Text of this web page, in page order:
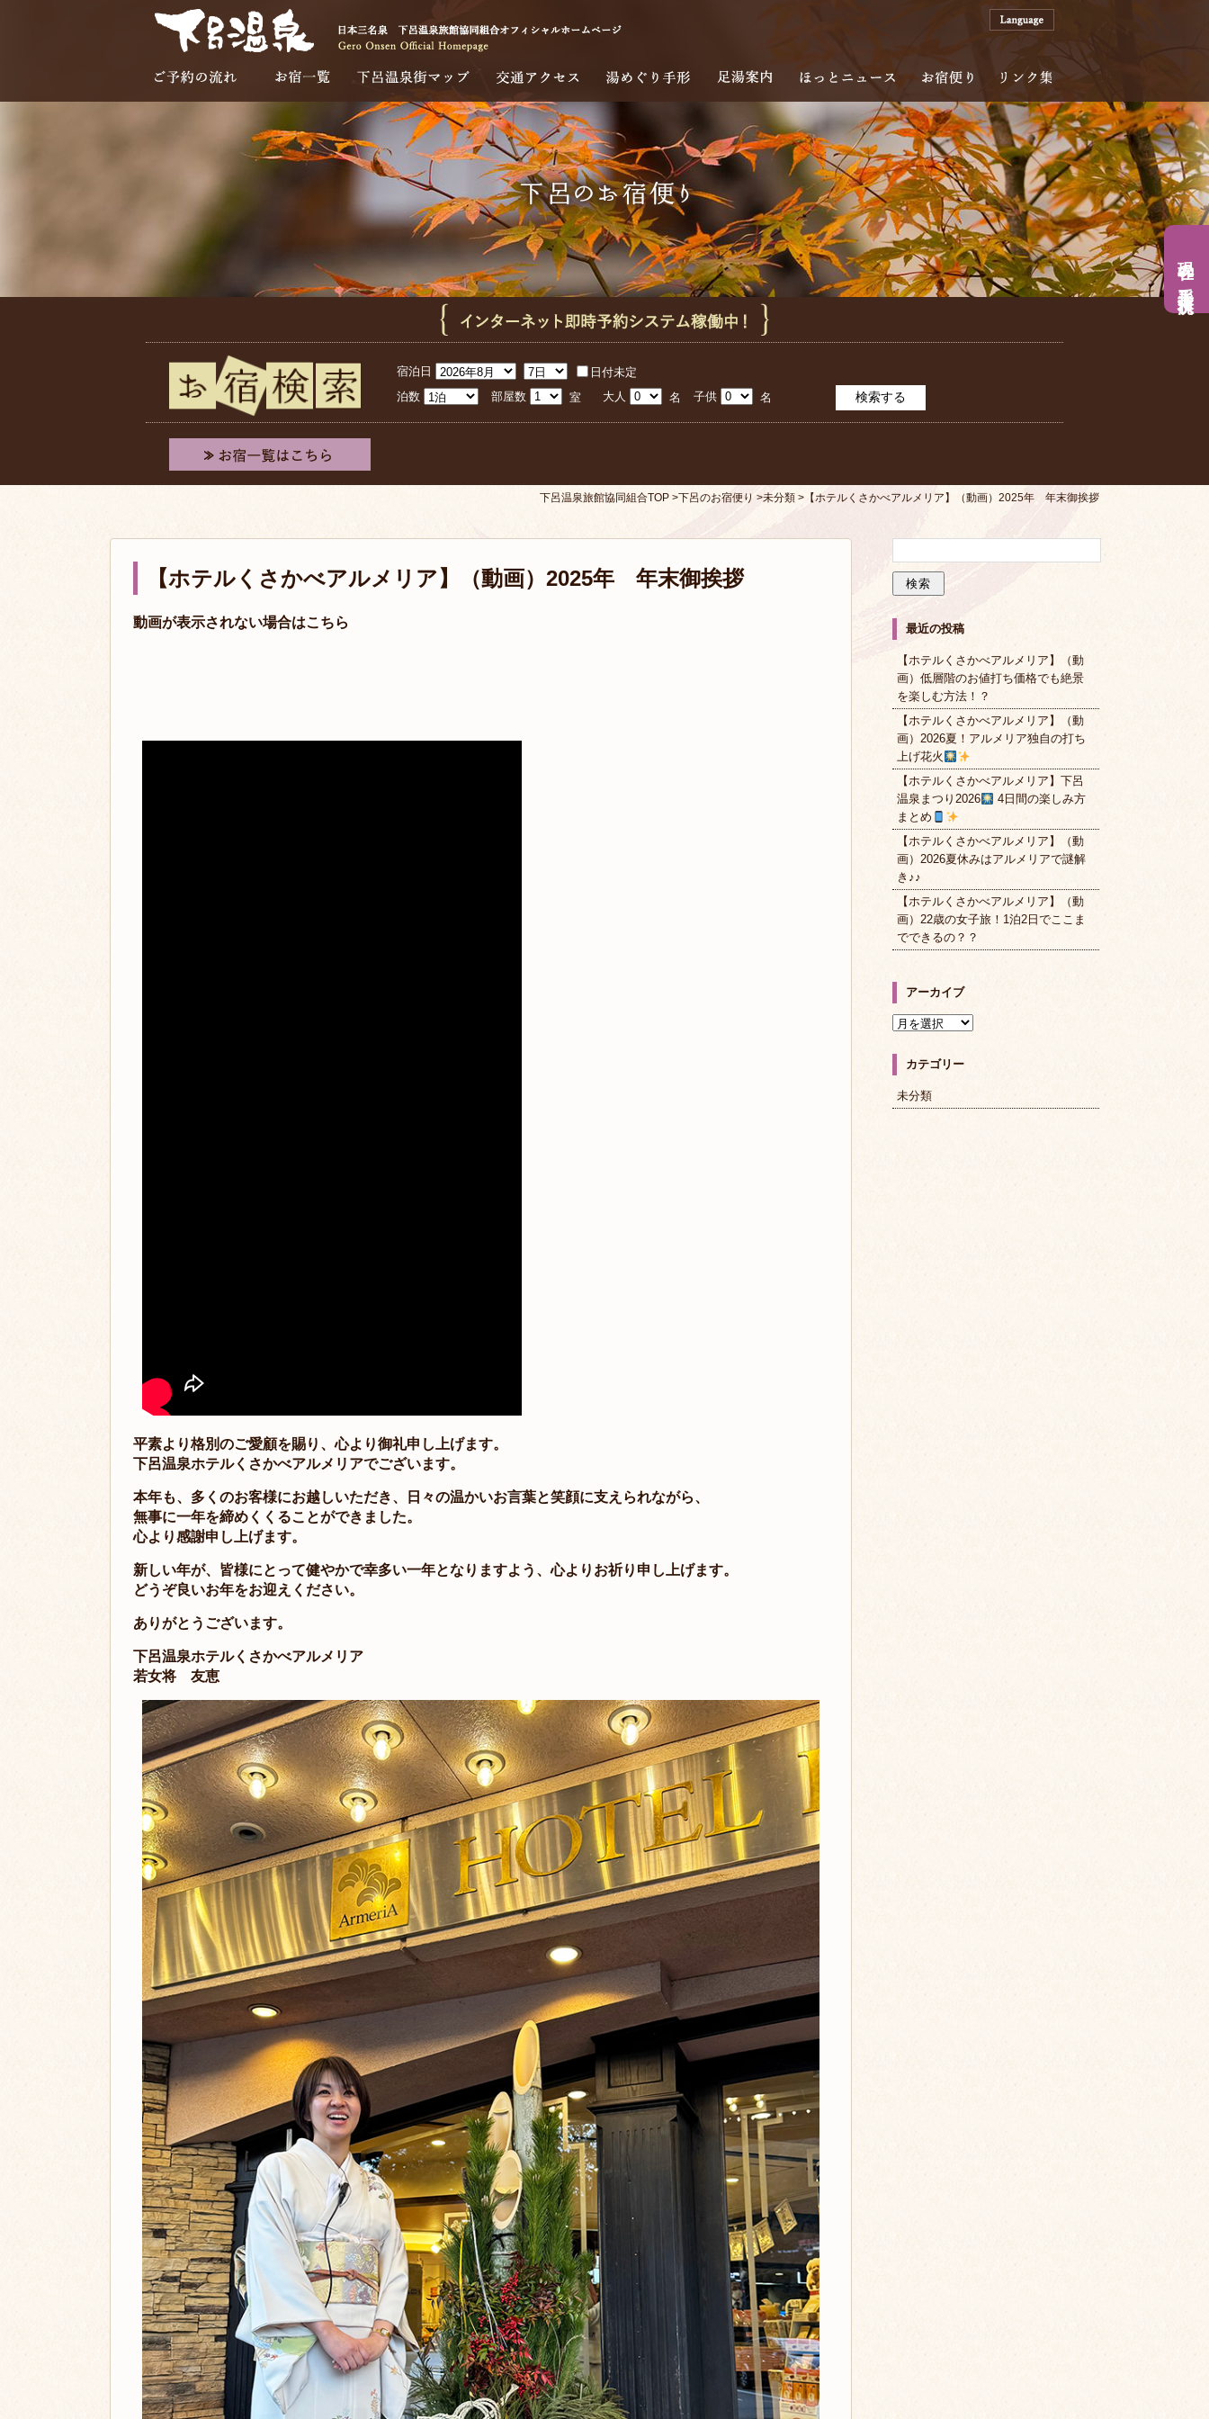
ご予約の流れ お宿一覧 下呂温泉街マップ 交通アクセス 湯めぐり手形 足湯案内 ほっとニュース お宿便り
現在の手形入浴状況
宿泊日
日付未定
泊数
部屋数 室 大人 名 子供 名 検索する
下呂温泉旅館協同組合TOP 下呂のお宿便り 未分類 【ホテルくさかべアルメリア】（動画）2025年 年末御挨拶
【ホテルくさかべアルメリア】（動画）2025年 年末御挨拶
動画が表示されない場合はこちら
平素より格別のご愛顧を賜り、心より御礼申し上げます。
下呂温泉ホテルくさかべアルメリアでございます。
本年も、多くのお客様にお越しいただき、日々の温かいお言葉と笑顔に支えられながら、
無事に一年を締めくくることができました。
心より感謝申し上げます。
新しい年が、皆様にとって健やかで幸多い一年となりますよう、心よりお祈り申し上げます。
どうぞ良いお年をお迎えください。
ありがとうございます。
下呂温泉ホテルくさかべアルメリア
若女将 友恵
最近の投稿
【ホテルくさかべアルメリア】（動
画）低層階のお値打ち価格でも絶景
を楽しむ方法！？
【ホテルくさかべアルメリア】（動
画）2026夏！アルメリア独自の打ち
上げ花火
【ホテルくさかべアルメリア】下呂
温泉まつり2026
4日間の楽しみ方
まとめ
【ホテルくさかべアルメリア】（動
画）2026夏休みはアルメリアで謎解
き♪♪
【ホテルくさかべアルメリア】（動
画）22歳の女子旅！1泊2日でここま
でできるの？？
アーカイブ
ア
カ
イ
ブ
カテゴリー
未分類